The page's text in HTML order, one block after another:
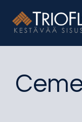
sisältöön